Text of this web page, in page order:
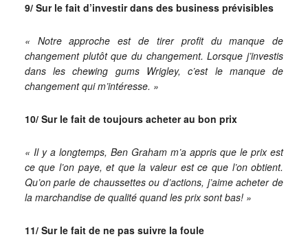
9/ Sur le fait d’investir dans des business prévisibles
« Notre approche est de tirer profit du manque de
changement plutôt que du changement. Lorsque j’investis
dans les chewing gums Wrigley, c’est le manque de
changement qui m’intéresse. »
10/ Sur le fait de toujours acheter au bon prix
« Il y a longtemps, Ben Graham m’a appris que le prix est
ce que l’on paye, et que la valeur est ce que l’on obtient.
Qu’on parle de chaussettes ou d’actions, j’aime acheter de
la marchandise de qualité quand les prix sont bas! »
11/ Sur le fait de ne pas suivre la foule